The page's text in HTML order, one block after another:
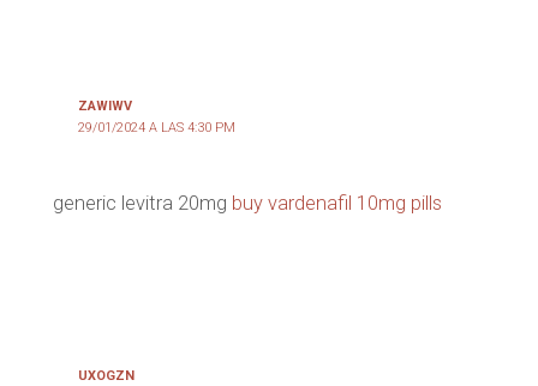
ZAWIWV
29/01/2024 A LAS 4:30 PM
generic levitra 20mg buy vardenafil 10mg pills
UXOGZN